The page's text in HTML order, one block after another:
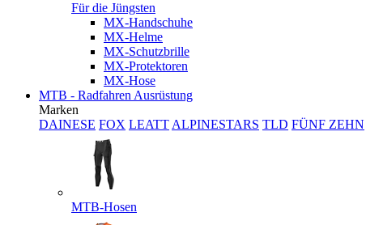
Für die Jüngsten
MX-Handschuhe
MX-Helme
MX-Schutzbrille
MX-Protektoren
MX-Hose
MTB - Radfahren Ausrüstung
Marken
DAINESE FOX LEATT ALPINESTARS TLD FÜNF ZEHN
MTB-Hosen